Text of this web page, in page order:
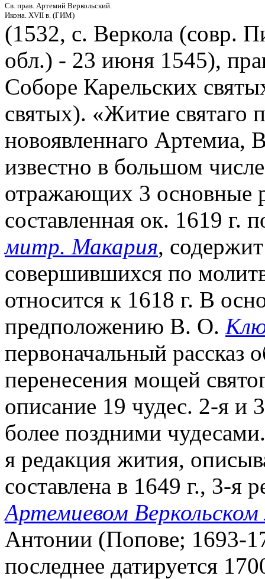
Св. прав. Артемий Веркольский.
Икона. XVII в. (ГИМ)
(1532, с. Веркола (совр.
обл.) - 23 июня 1545),
Соборе Карельских
святых). «Житие святаго
новоявленнаго Артемиа,
известно в большом
отражающих 3 основные
составленная ок. 1619 г.
митр. Макария,
совершившихся по
относится к 1618 г. В
предположению В. О.
первоначальный рассказ
перенесения мощей
описание 19 чудес. 2-я и
более поздними
я редакция жития,
составлена в 1649 г., 3-я
Артемиевом
Антонии (Попове; 1693-
последнее датируется